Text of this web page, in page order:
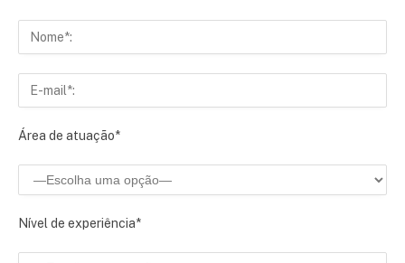
Área de atuação*
Nível de experiência*